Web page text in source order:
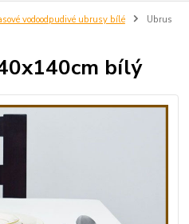
vodoodpudivé ubrusy bílé
Ubrus
bílý